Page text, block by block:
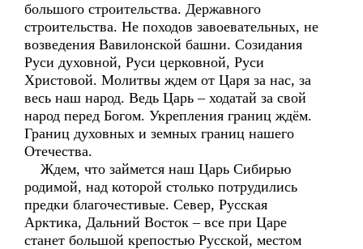
большого строительства. Державного
строительства. Не походов завоевательных, не
возведения Вавилонской башни. Созидания
Руси духовной, Руси церковной, Руси
Христовой. Молитвы ждем от Царя за нас, за
весь наш народ. Ведь Царь – ходатай за свой
народ перед Богом. Укрепления границ ждём.
Границ духовных и земных границ нашего
Отечества.
Ждем, что займется наш Царь Сибирью
родимой, над которой столько потрудились
предки благочестивые. Север, Русская
Арктика, Дальний Восток – все при Царе
станет большой крепостью Русской, местом